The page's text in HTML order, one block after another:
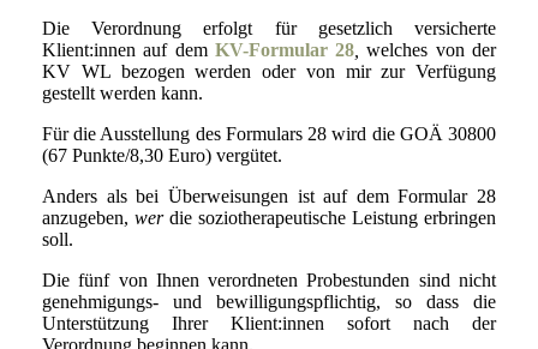
Die Verordnung erfolgt für gesetzlich versicherte
Klient:innen auf dem KV-Formular 28 welches von der
KV WL bezogen werden oder von mir zur Verfügung
gestellt werden kann.
Für die Ausstellung des Formulars 28 wird die GOÄ 30800
(67 Punkte/8,30 Euro) vergütet.
Anders als bei Überweisungen ist auf dem Formular 28
anzugeben, werdie soziotherapeutische Leistung erbringen
soll.
Die fünf von Ihnen verordneten Probestunden sind nicht
genehmigungs- und bewilligungspflichtig, so dass die
Unterstützung Ihrer Klient:innen sofort nach der